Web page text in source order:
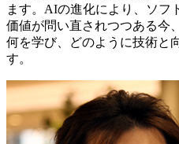
ます。AIの進化により、ソフ
価値が問い直されつつある今
何を学び、どのように技術と
す。